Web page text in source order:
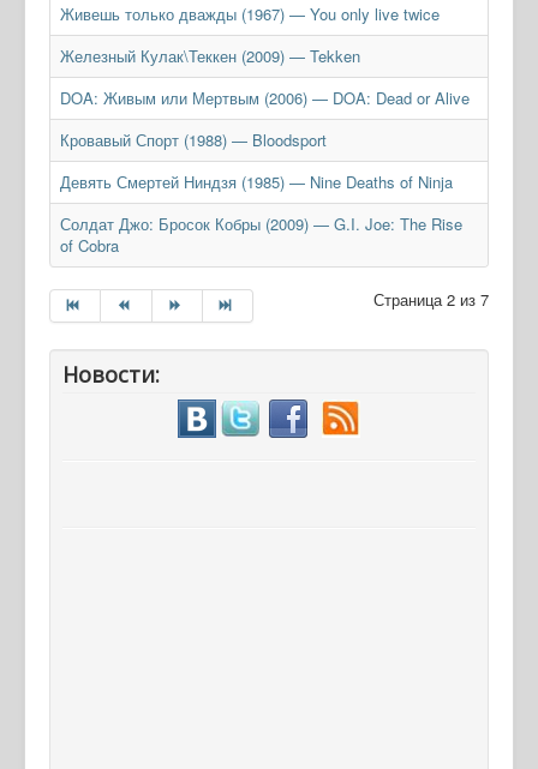
Живешь только дважды (1967) — You only live twice
Железный Кулак\Теккен (2009) — Tekken
DOA: Живым или Мертвым (2006) — DOA: Dead or Alive
Кровавый Спорт (1988) — Bloodsport
Девять Смертей Ниндзя (1985) — Nine Deaths of Ninja
Солдат Джо: Бросок Кобры (2009) — G.I. Joe: The Rise
of Cobra
Страница 2 из 7
Новости: